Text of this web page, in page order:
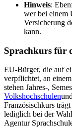
Hinweis:
wer bei einem
Versicherung
kann.
Sprachkurs für
EU-Bürger, die auf
verpflichtet, an
stehen Jahres-,
Volkshochschulen
Französischkurs
lediglich bei der
Agentur